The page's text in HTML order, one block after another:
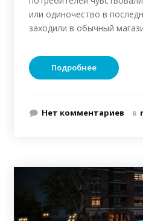
или одиночество в
заходили в обычный
Подробнее
Нет комментариев в